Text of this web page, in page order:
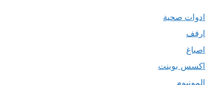
ادوات صحية
ارفف
اصباغ
اكسس بوينت
المونيوم